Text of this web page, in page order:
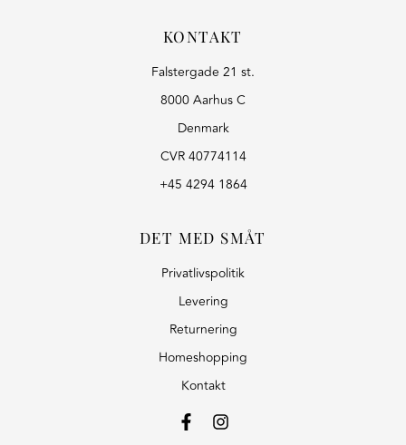
KONTAKT
Falstergade 21 st.
8000 Aarhus C
Denmark
CVR 40774114
+45 4294 1864
DET MED SMÅT
Privatlivspolitik
Levering
Returnering
Homeshopping
Kontakt